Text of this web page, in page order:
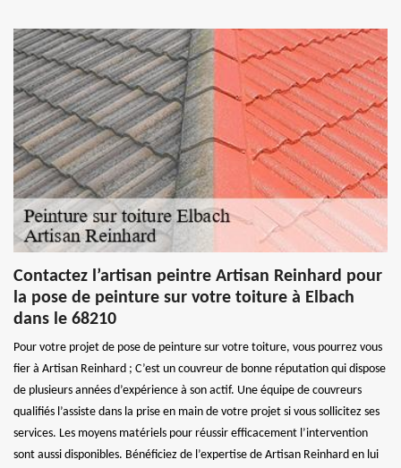
Contactez l’artisan peintre Artisan Reinhard pour
la pose de peinture sur votre toiture à Elbach
dans le 68210
Pour votre projet de pose de peinture sur votre toiture, vous pourrez vous
fier à Artisan Reinhard ; C’est un couvreur de bonne réputation qui dispose
de plusieurs années d’expérience à son actif. Une équipe de couvreurs
qualifiés l’assiste dans la prise en main de votre projet si vous sollicitez ses
services. Les moyens matériels pour réussir efficacement l’intervention
sont aussi disponibles. Bénéficiez de l’expertise de Artisan Reinhard en lui